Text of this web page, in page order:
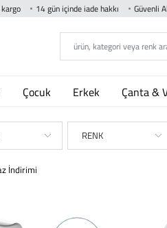
14 gün içinde iade hakkı Güvenli
Çocuk Erkek Çanta &
RENK
İndirimi